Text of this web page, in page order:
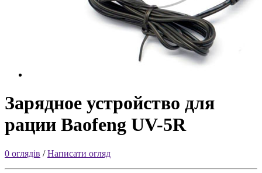
Зарядное устройство для
рации Baofeng UV-5R
0 оглядів /Написати огляд